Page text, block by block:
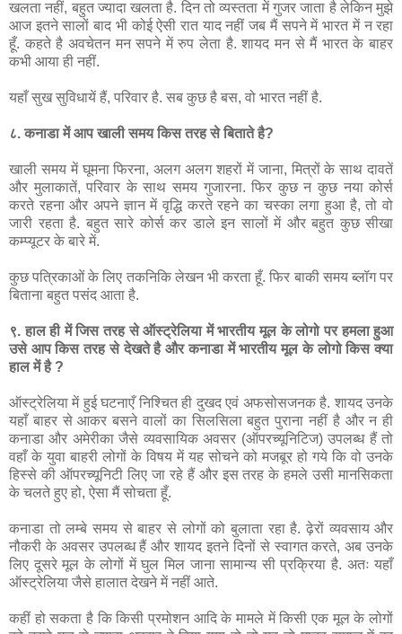
खलता नहीं, बहुत ज्यादा खलता है. दिन तो व्यस्तता में गुजर जाता है लेकिन मुझे
आज इतने सालों बाद भी कोई ऐसी रात याद नहीं जब मैं सपने में भारत में न रहा
हूँ. कहते है अवचेतन मन सपने में रुप लेता है.शायद मन से मैं भारत के बाहर
कभी आया ही नहीं.
यहाँ सुख सुविधायें हैं, परिवार है. सब कुछ है बस, वो भारत नहीं है.
८.कनाडा में आप खाली समय किस तरह से बिताते है?
खाली समय में घूमना फिरना,अलग अलग शहरों में जाना, मित्रों के साथ दावतें
और मुलाकातें,परिवार के साथ समय गुजारना.फिर कुछ न कुछ नया कोर्स
करते रहना और अपने ज्ञान में वृद्धि करते रहने का चस्का लगा हुआ है,तो वो
जारी रहता है. बहुत सारे कोर्स कर डाले इन सालों में और बहुत कुछ सीखा
कम्प्यूटर के बारे में.
कुछ पत्रिकाओं के लिए तकनिकि लेखन भी करता हूँ.फिर बाकी समय ब्लॉग पर
बिताना बहुत पसंद आता है.
९.हाल ही में जिस तरह से ऑस्ट्रेलिया में भारतीय मूल के लोगो पर हमला हुआ
उसे आप किस तरह से देखते है और कनाडा में भारतीय मूल के लोगो किस क्या
हाल में है?
ऑस्ट्रेलिया में हुई घटनाएँ निश्चित ही दुखद एवं अफसोसजनक है. शायद उनके
यहाँ बाहर से आकर बसने वालों का सिलसिला बहुत पुराना नहीं है और न ही
कनाडा और अमेरीका जैसे व्यवसायिक अवसर (ऑपरच्यूनिटिज)उपलब्ध हैं तो
वहाँ के युवा बाहरी लोगों के विषय में यह सोचने को मजबूर हो गये कि वो उनके
हिस्से की ऑपरच्यूनिटी लिए जा रहे हैं और इस तरह के हमले उसी मानसिकता
के चलते हुए हो, ऐसा मैं सोचता हूँ.
कनाडा तो लम्बे समय से बाहर से लोगों को बुलाता रहा है. ढ़ेरों व्यवसाय और
नौकरी के अवसर उपलब्ध हैं और शायद इतने दिनों से स्वागत करते,अब उनके
लिए दूसरे मूल के लोगों में घुल मिल जाना सामान्य सी प्रक्रिया है. अतः यहाँ
ऑस्ट्रेलिया जैसे हालात देखने में नहीं आते.
कहीं हो सकता है कि किसी प्रमोशन आदि के मामले में किसी एक मूल के लोगों